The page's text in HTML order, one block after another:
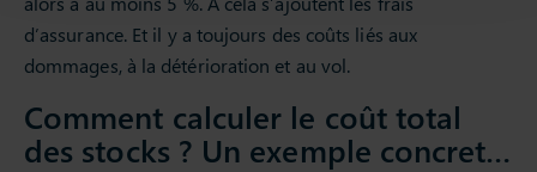
d’assurance. Et il y a toujours des coûts liés aux
dommages, à la détérioration et au vol.
Comment calculer le coût total
des stocks ? Un exemple concret…